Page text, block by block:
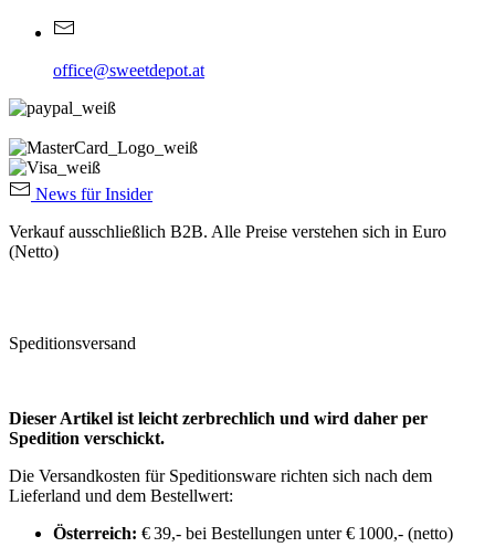
office@sweetdepot.at
News für Insider
Verkauf ausschließlich B2B. Alle Preise verstehen sich in Euro
(Netto)
Speditionsversand
Dieser Artikel ist leicht zerbrechlich und wird daher per
Spedition verschickt.
Die Versandkosten für Speditionsware richten sich nach dem
Lieferland und dem Bestellwert:
Österreich: € 39,- bei Bestellungen unter € 1000,- (netto)